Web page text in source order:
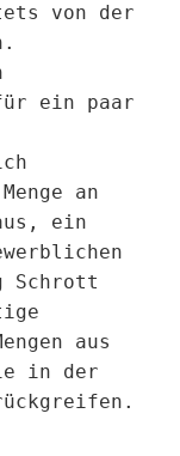
von der
ein paar
an
ein
Schrott
aus
in der